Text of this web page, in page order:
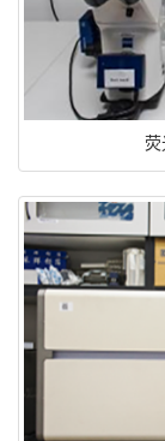
荧